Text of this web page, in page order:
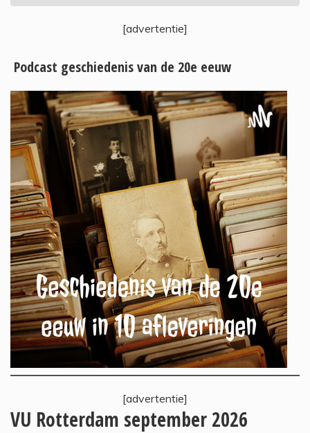
[advertentie]
Podcast geschiedenis van de 20e eeuw
[advertentie]
VU Rotterdam september 2026